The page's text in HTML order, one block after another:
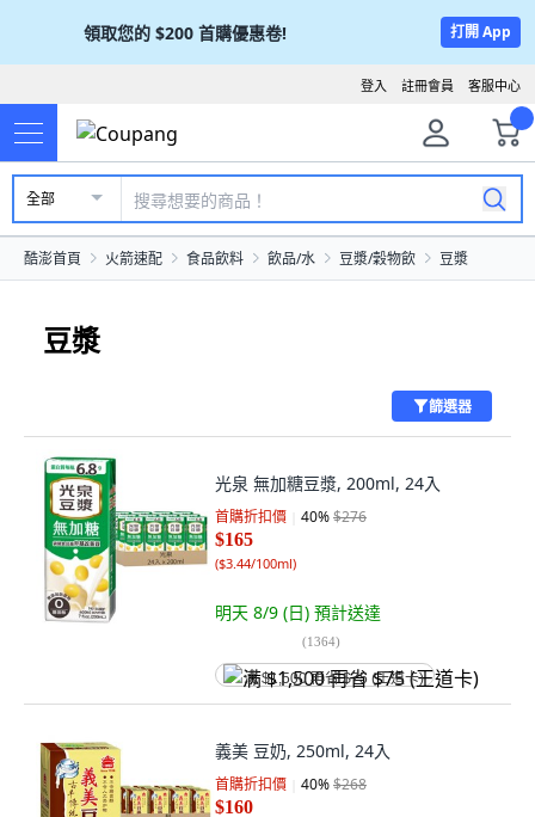
領取您的 $200 首購優惠卷! 打開 App
客服中心
註冊會員
登入
全部
酷澎首頁 火箭速配 食品飲料 飲品/水 豆漿/穀物飲 豆漿
豆漿
篩選器
光泉 無加糖豆漿, 200ml, 24入
首購折扣價 40%$276
$165
($3.44/100ml)
明天 8/9 (日) 預計送達
(1364)
满 $1,500 再省 $75 (王道卡)
義美 豆奶, 250ml, 24入
首購折扣價 40%$268
$160